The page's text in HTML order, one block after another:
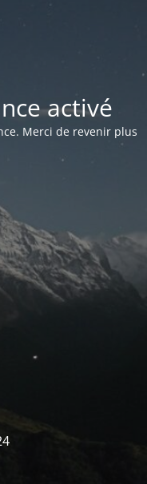
activé
Merci de revenir plus